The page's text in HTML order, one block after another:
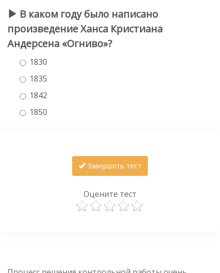
В каком году было написано
произведение Ханса Кристиана
Андерсена «Огниво»?
1830
1835
1842
1850
Завершить тест
Оцените тест